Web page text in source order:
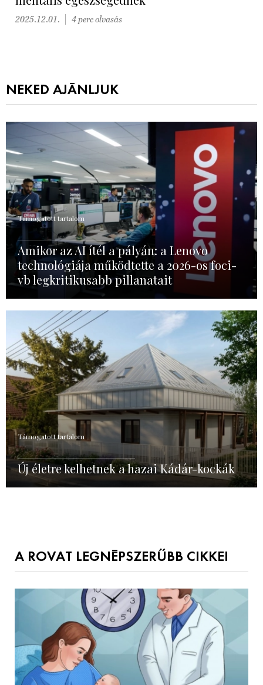
2025.12.01. 4 perc olvasás
NEKED AJÁNLJUK
Támogatott tartalom
Amikor az AI ítél a pályán: a Lenovo
technológiája működtette a 2026-os foci-
vb legkritikusabb pillanatait
Támogatott tartalom
Új életre kelhetnek a hazai Kádár-kockák
A ROVAT LEGNÉPSZERŰBB CIKKEI